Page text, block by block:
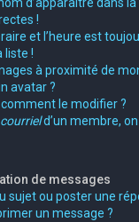
!
et l’heure est
liste !
à proximité de
avatar ?
le modifier ?
courrield’un membre,
de messages
sujet ou poster une
un message ?